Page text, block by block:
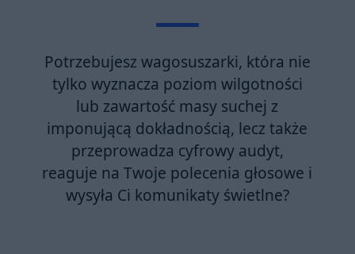
Potrzebujesz wagosuszarki, która nie
tylko wyznacza poziom wilgotności
lub zawartość masy suchej z
imponującą dokładnością, lecz także
przeprowadza cyfrowy audyt,
reaguje na Twoje polecenia głosowe i
wysyła Ci komunikaty świetlne?